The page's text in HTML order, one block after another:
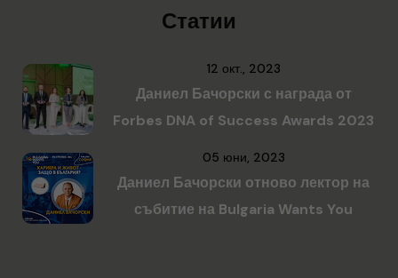
Статии
12 окт., 2023
Даниел Бачорски с награда от
Forbes DNA of Success Awards 2023
05 юни, 2023
Даниел Бачорски отново лектор на
събитие на Bulgaria Wants You